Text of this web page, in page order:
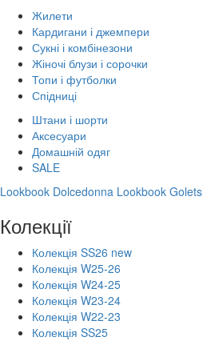
Жилети
Кардигани і джемпери
Сукні і комбінезони
Жіночі блузи і сорочки
Топи і футболки
Спідниці
Штани і шорти
Аксесуари
Домашній одяг
SALE
Lookbook Dolcedonna Lookbook Golets
Колекції
Колекція SS26 new
Колекція W25-26
Колекція W24-25
Колекція W23-24
Колекція W22-23
Колекція SS25